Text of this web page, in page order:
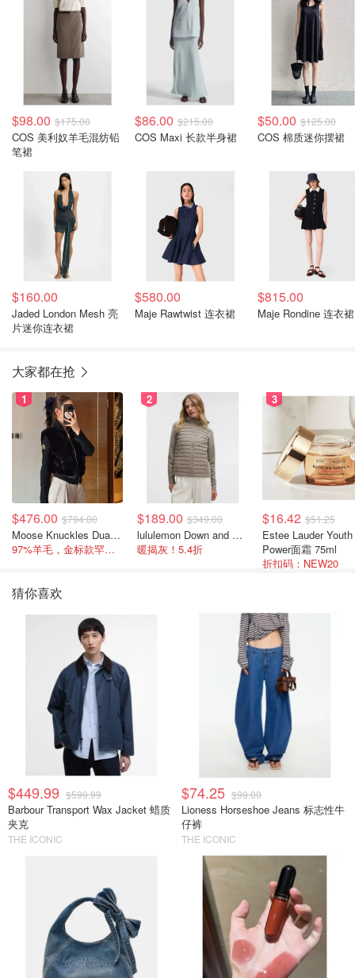
$98.00 $175.00
COS 美利奴羊毛混纺铅
笔裙
$86.00 $215.00
COS Maxi 长款半身裙
$50.00 $125.00
COS 棉质迷你摆裙
$160.00
Jaded London Mesh 亮
片迷你连衣裙
$580.00
Maje Rawtwist 连衣裙
$815.00
Maje Rondine 连衣裙
大家都在抢
1
$476.00 $794.00
Moose Knuckles Dua Bunny 羊毛混纺针织夹克
97%羊毛，金标款罕见打折
2
$189.00 $349.00
lululemon Down and Around 羽绒夹克
暖揭灰！5.4折
3
$16.42 $51.25
Estee Lauder Youth
Power面霜 75ml
折扣码：NEW20
猜你喜欢
$449.99 $599.99
Barbour Transport Wax Jacket 蜡质
夹克
THE ICONIC
$74.25 $99.00
Lioness Horseshoe Jeans 标志性牛
仔裤
THE ICONIC